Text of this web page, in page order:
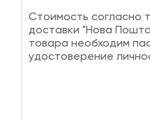
Стоимость согласно
доставки "Нова
товара необходим
удостоверение